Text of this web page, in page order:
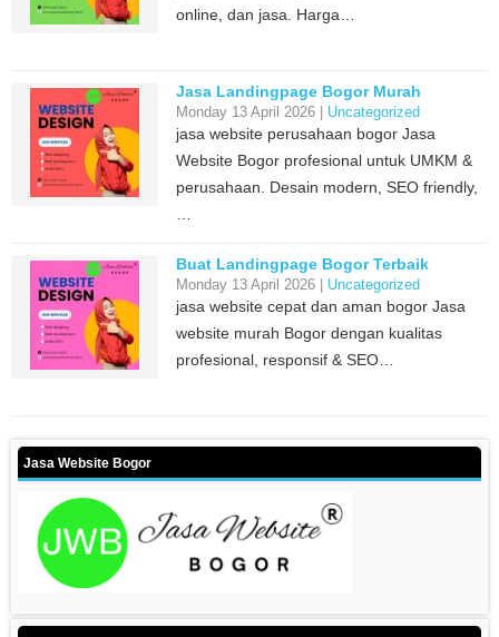
online, dan jasa. Harga…
Jasa Landingpage Bogor Murah
Monday 13 April 2026 | Uncategorized
jasa website perusahaan bogor Jasa
Website Bogor profesional untuk UMKM &
perusahaan. Desain modern, SEO friendly,
…
Buat Landingpage Bogor Terbaik
Monday 13 April 2026 | Uncategorized
jasa website cepat dan aman bogor Jasa
website murah Bogor dengan kualitas
profesional, responsif & SEO…
Jasa Website Bogor